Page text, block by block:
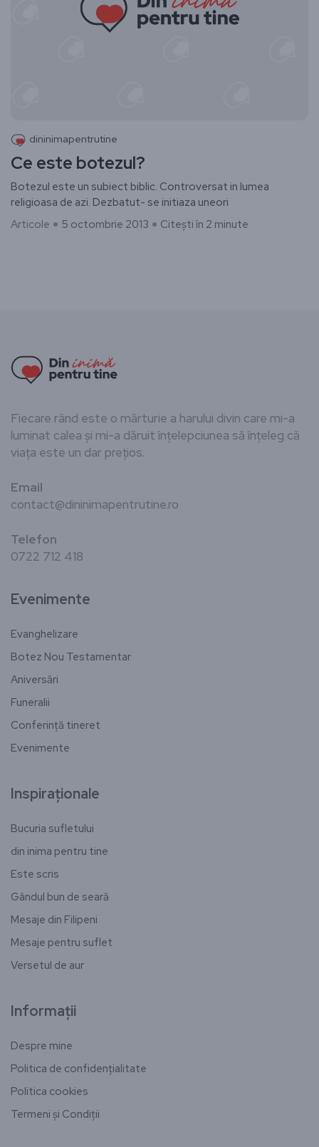
dininimapentrutine
Ce este botezul?
Botezul este un subiect biblic. Controversat in lumea
religioasa de azi. Dezbatut- se initiaza uneori
Articole
5 octombrie 2013 Citești în 2 minute
Fiecare rând este o mărturie a harului divin care mi-a
luminat calea și mi-a dăruit înțelepciunea să înțeleg că
viața este un dar prețios.
Email
contact@dininimapentrutine.ro
Telefon
0722 712 418
Evenimente
Evanghelizare
Botez Nou Testamentar
Aniversări
Funeralii
Conferință tineret
Evenimente
Inspiraționale
Bucuria sufletului
din inima pentru tine
Este scris
Gândul bun de seară
Mesaje din Filipeni
Mesaje pentru suflet
Versetul de aur
Informații
Despre mine
Politica de confidențialitate
Politica cookies
Termeni și Condiții